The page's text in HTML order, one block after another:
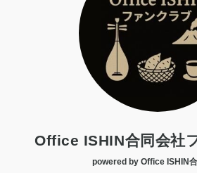
Office ISHIN合同会社
powered by Office ISHIN